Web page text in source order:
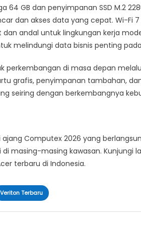
GB dan penyimpanan SSD M.2
dan akses data yang cepat. Wi-Fi
andal untuk lingkungan kerja
melindungi data bisnis penting
perkembangan di masa depan
grafis, penyimpanan tambahan,
seiring dengan berkembangnya
Computex 2026 yang
masing-masing kawasan. Kunjungi
terbaru di Indonesia.
Veriton Terbaru